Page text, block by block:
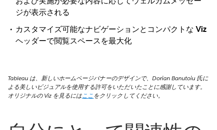
ジが表示される
カスタマイズ可能なナビゲーションとコンパクトな Viz
ヘッダーで閲覧スペースを最大化
Tableau は、新しいホームページバナーのデザインで、Dorian Banutoiu 氏に
よる美しいビジュアルを使用する許可をいただいたことに感謝しています。
オリジナルの Viz を見るにはここをクリックしてください。